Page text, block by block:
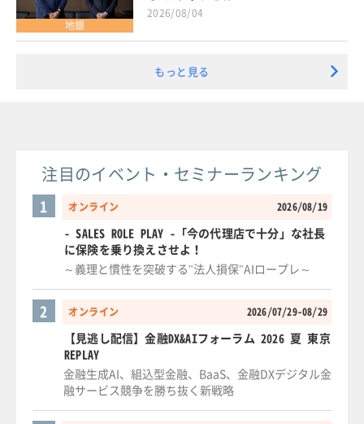
地銀
2026/08/04
もっと見る
注目のイベント・セミナーランキング
オンライン 2026/08/19
1
- SALES ROLE PLAY -「今の代理店で十分」な社長
に保険を乗り換えさせよ！
～義理と慣性を突破する"法人損保"AIロープレ～
オンライン 2026/07/29-08/29
2
【見逃し配信】金融DX&AIフォーラム 2026 夏 東京
REPLAY
金融生成AI、組込型金融、BaaS、金融DXデジタル金
融サービス競争を勝ち抜く新戦略